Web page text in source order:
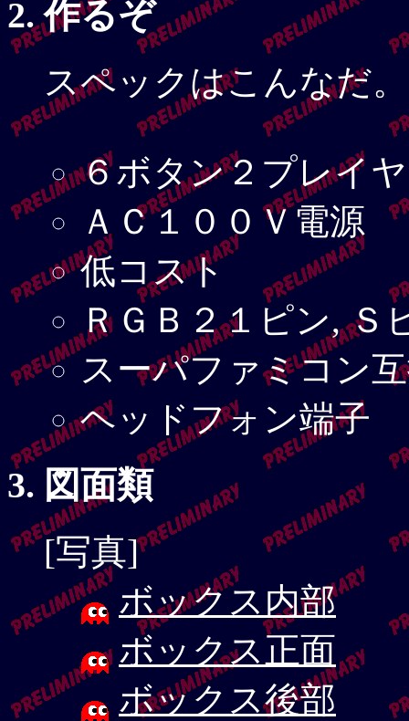
作るぞ
スペックはこんなだ。
６ボタン２プレイ
ＡＣ１００Ｖ電源
低コスト
ＲＧＢ２１ピン, Ｓ
スーパファミコン
ヘッドフォン端子
図面類
[写真]
ボックス内部
ボックス正面
ボックス後部